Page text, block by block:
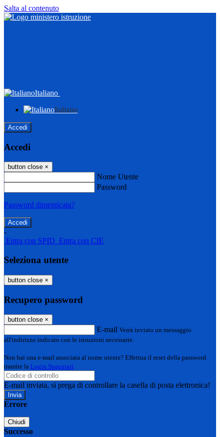
Salta al contenuto
Italiano
Italiano
Accedi
Accedi
button close ×
Nome Utente
Password
Password dimenticata?
-
Entra con SPID Entra con CIE
Seleziona utente
button close ×
Recupero password
button close ×
E-mail Verrà inviato un messaggio
all'indirizzo indicato con le istruzioni necessarie.
Non hai una e-mail associata al nome utente? Effettua il reset della password
tramite la Login Spaggiari
E-mail inviata, si prega di controllare la casella di posta elettronica!
Errore
Chiudi
Successo